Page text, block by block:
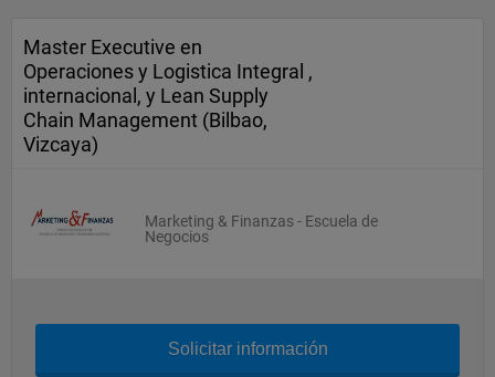
Master Executive en
Operaciones y Logistica Integral ,
internacional, y Lean Supply
Chain Management (Bilbao,
Vizcaya)
Marketing & Finanzas - Escuela de
Negocios
Solicitar información